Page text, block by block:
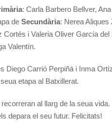
: Carla Barbero Bellver,
de Secundària: Nerea Aliques
i Valeria Oliver García del
Valentín.
Diego Carrió Perpiñá i Inma
etapa al Batxillerat.
al llarg de la seua
depara el seu futur. Felicitats!